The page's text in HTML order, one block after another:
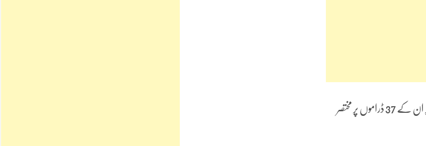
انگریزی ادب کے مشہور ڈرامہ نگار ولیئم شیکسپیئر کی 400ویں برسی کے موقع پر ان کے 37 ڈراموں پر مختصر